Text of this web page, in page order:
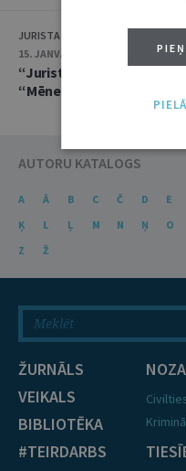
JURISTA VĀRDS
15. JANVĀRIS 2026 • 09:15
“Jurista Vārds” aizsāk
“Mēneša saruna”
AUTORU KATALOGS
A Ā B C Č D E
Ķ
L Ļ M N Ņ O
Z
Ž
ŽURNĀLS
VEIKALS
BIBLIOTĒKA
#TEIRDARBS